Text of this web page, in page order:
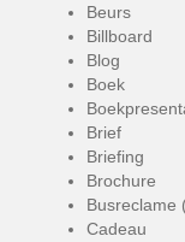
Beurs
Billboard
Blog
Boek
Brief
Briefing
Brochure
Busreclame
Cadeau